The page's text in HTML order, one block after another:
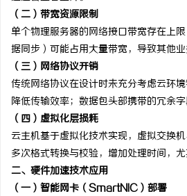
（二）带宽资源限制
单个物理服务器的网络接口带宽存在上
据同步）可能占用大量带宽，导致其他
（三）网络协议开销
传统网络协议在设计时未充分考虑云环
降低传输效率；数据包头部携带的冗余
（四）虚拟化层损耗
云主机基于虚拟化技术实现，虚拟交换
多次格式转换与校验，增加处理时间，
二、硬件加速技术应用
（一）智能网卡（SmartNIC）部署